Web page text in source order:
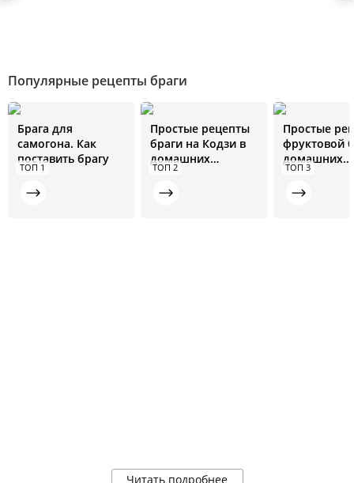
Популярные рецепты браги
ТОП 1
Брага для
самогона. Как
поставить брагу
ТОП 2
Простые рецепты
браги на Кодзи в
домашних
условиях
ТОП 3
Простые
фруктовой
домашних
условиях
Читать подробнее